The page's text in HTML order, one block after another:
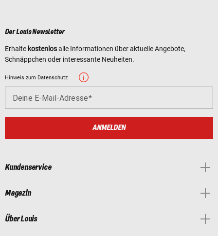
Der Louis Newsletter
Erhalte kostenlosalle Informationen über aktuelle Angebote,
Schnäppchen oder interessante Neuheiten.
Hinweis zum Datenschutz
Deine E-Mail-Adresse
ANMELDEN
Kundenservice
Magazin
Über Louis